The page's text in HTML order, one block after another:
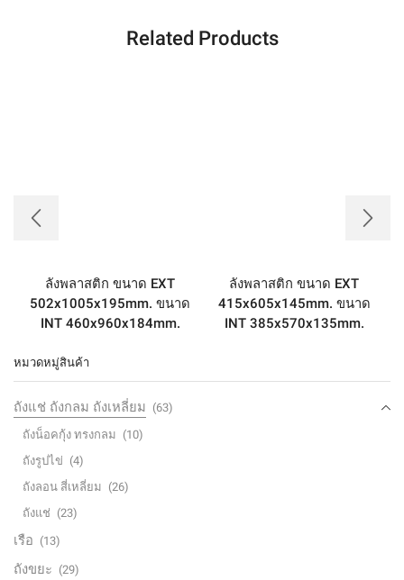
Related Products
ลังพลาสติก ขนาด EXT
502x1005x195mm. ขนาด
INT 460x960x184mm.
ลังพลาสติก ขนาด EXT
415x605x145mm. ขนาด
INT 385x570x135mm.
หมวดหมู่สินค้า
ถังแช่ ถังกลม ถังเหลี่ยม (63)
ถังน็อคกุ้ง ทรงกลม (10)
ถังรูปไข่ (4)
ถังลอน สี่เหลี่ยม (26)
ถังแช่ (23)
เรือ (13)
ถังขยะ (29)